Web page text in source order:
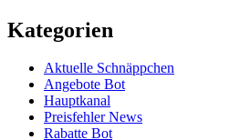
Kategorien
Aktuelle Schnäppchen
Angebote Bot
Hauptkanal
Preisfehler News
Rabatte Bot